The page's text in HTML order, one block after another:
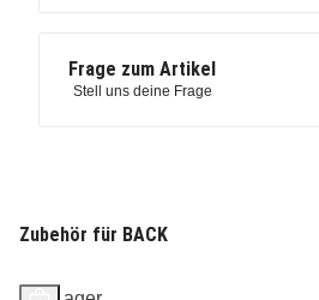
Frage zum Artikel
Stell uns deine Frage
Zubehör für BACK